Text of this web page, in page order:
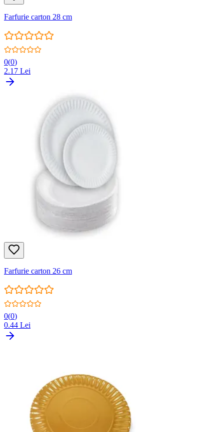
Farfurie carton 28 cm
0(0)
2.17 Lei
Farfurie carton 26 cm
0(0)
0.44 Lei